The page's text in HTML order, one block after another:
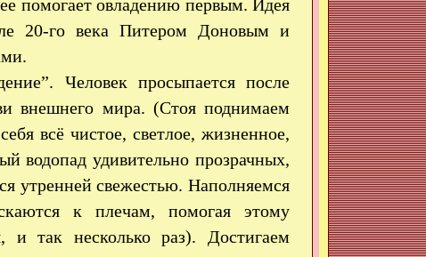
помогает овладению первым. Идея
20-го века Питером Доновым и
Человек просыпается после
внешнего мира. (Стоя поднимаем
всё чистое, светлое, жизненное,
водопад удивительно прозрачных,
утренней свежестью. Наполняемся
к плечам, помогая этому
и так несколько раз). Достигаем